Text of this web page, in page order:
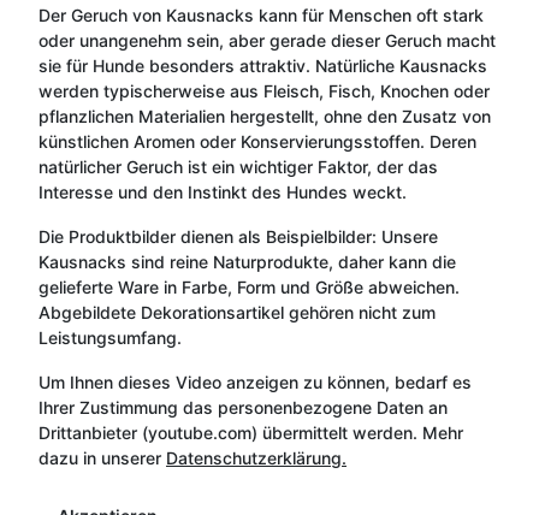
Der Geruch von Kausnacks kann für Menschen oft stark
oder unangenehm sein, aber gerade dieser Geruch macht
sie für Hunde besonders attraktiv. Natürliche Kausnacks
werden typischerweise aus Fleisch, Fisch, Knochen oder
pflanzlichen Materialien hergestellt, ohne den Zusatz von
künstlichen Aromen oder Konservierungsstoffen. Deren
natürlicher Geruch ist ein wichtiger Faktor, der das
Interesse und den Instinkt des Hundes weckt.
Die Produktbilder dienen als Beispielbilder: Unsere
Kausnacks sind reine Naturprodukte, daher kann die
gelieferte Ware in Farbe, Form und Größe abweichen.
Abgebildete Dekorationsartikel gehören nicht zum
Leistungsumfang.
Um Ihnen dieses Video anzeigen zu können, bedarf es
Ihrer Zustimmung das personenbezogene Daten an
Drittanbieter (youtube.com) übermittelt werden. Mehr
dazu in unserer Datenschutzerklärung.